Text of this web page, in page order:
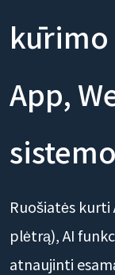
kūrimo
App,
Ruošiatės
plėtrą), AI
atnaujinti